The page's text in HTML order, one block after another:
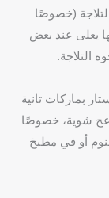
(خصوصًا
يعلى عند بعض
التلاجة.
بماركات تانية
شوية، خصوصًا
أو في مطبخ